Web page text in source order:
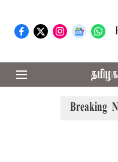
Breaking
சென்னை நீதிமன்றம்